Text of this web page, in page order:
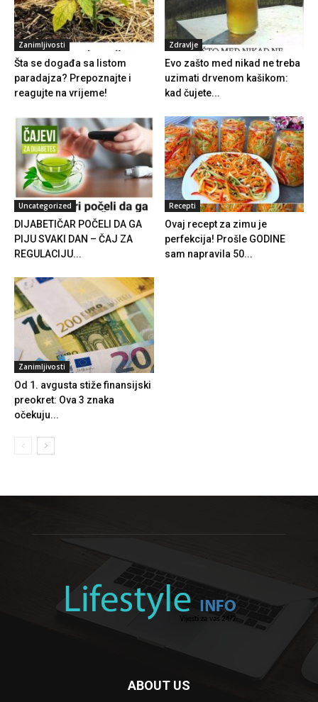
Zanimljivosti
Šta se događa sa listom
paradajza? Prepoznajte i
reagujte na vrijeme!
Zdravlje
Evo zašto med nikad ne treba
uzimati drvenom kašikom:
kad čujete...
Uncategorized
DIJABETIČAR POČELI DA GA
PIJU SVAKI DAN – ČAJ ZA
REGULACIJU...
Recepti
Ovaj recept za zimu je
perfekcija! Prošle GODINE
sam napravila 50...
Zanimljivosti
Od 1. avgusta stiže finansijski
preokret: Ova 3 znaka
očekuju...
ABOUT US